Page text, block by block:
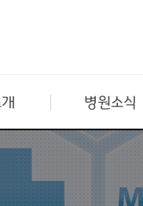
병원소식